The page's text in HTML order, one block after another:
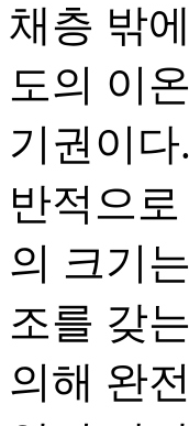
채층 밖
도의 이
기권이
반적으
의 크기
조를 갖
의해 완